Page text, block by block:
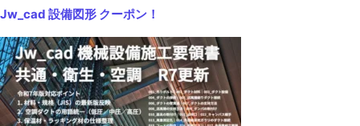
Jw_cad 設備図形 クーポン！